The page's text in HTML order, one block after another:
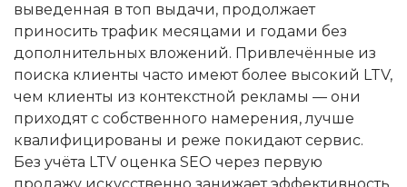
выведенная в топ выдачи, продолжает
приносить трафик месяцами и годами без
дополнительных вложений. Привлечённые из
поиска клиенты часто имеют более высокий LTV,
чем клиенты из контекстной рекламы — они
приходят с собственного намерения, лучше
квалифицированы и реже покидают сервис.
Без учёта LTV оценка SEO через первую